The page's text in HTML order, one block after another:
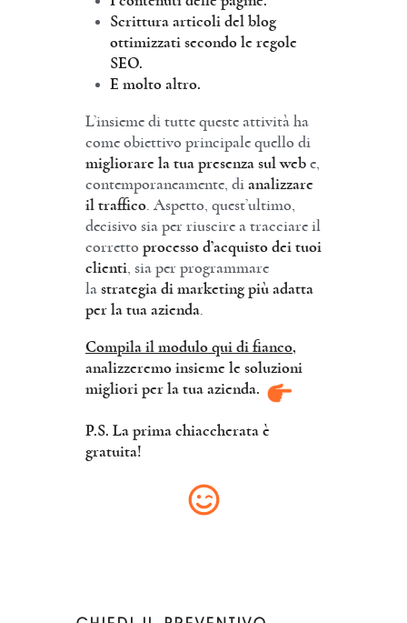
Scrittura articoli del blog
ottimizzati secondo le regole
SEO.
E molto altro.
L’insieme di tutte queste attività ha
come obiettivo principale quello di
migliorare la tua presenza sul web e,
contemporaneamente, di analizzare
il traffico. Aspetto, quest’ultimo,
decisivo sia per riuscire a tracciare il
corretto processo d’acquisto dei tuoi
clienti, sia per programmare
la strategia di marketing più adatta
per la tua azienda.
Compila il modulo qui di fianco,
analizzeremo insieme le soluzioni
migliori per la tua azienda.
P.S. La prima chiaccherata è
gratuita!